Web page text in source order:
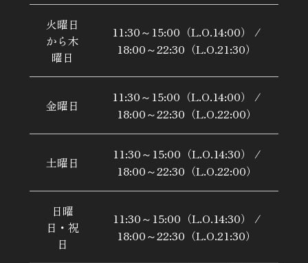
火曜日
から木
曜日
11:30～15:00（L.O.14:00） /
18:00～22:30（L.O.21:30）
金曜日
11:30～15:00（L.O.14:00） /
18:00～22:30（L.O.22:00）
土曜日
11:30～15:00（L.O.14:30） /
18:00～22:30（L.O.22:00）
日曜
日・祝
日
11:30～15:00（L.O.14:30） /
18:00～22:30（L.O.21:30）